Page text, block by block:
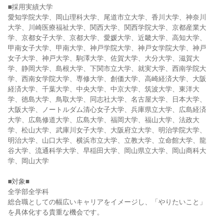
■採用実績大学
愛知学院大学、岡山理科大学、尾道市立大学、香川大学、神奈川
大学、川崎医療福祉大学、関西大学、関西学院大学、京都産業大
学、京都女子大学、京都大学、愛媛大学、近畿大学、高知大学、
甲南女子大学、甲南大学、神戸学院大学、神戸女学院大学、神戸
女子大学、神戸大学、駒澤大学、佐賀大学、大分大学、滋賀大
学、静岡大学、島根大学、下関市立大学、就実大学、西南学院大
学、西南女学院大学、専修大学、創価大学、高崎経済大学、大阪
経済大学、千葉大学、中央大学、中京大学、筑波大学、東洋大
学、徳島大学、鳥取大学、同志社大学、名古屋大学、日本大学、
大阪大学、ノートルダム清心女子大学、兵庫県立大学、広島経済
大学、広島修道大学、広島大学、福岡大学、福山大学、法政大
学、松山大学、武庫川女子大学、大阪府立大学、明治学院大学、
明治大学、山口大学、横浜市立大学、立教大学、立命館大学、龍
谷大学、流通科学大学、早稲田大学、岡山県立大学、岡山商科大
学、岡山大学
■対象■
全学部全学科
総合職としての幅広いキャリアをイメージし、「やりたいこと」
を具体化する貴重な機会です。